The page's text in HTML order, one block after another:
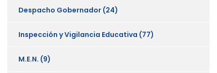
Despacho Gobernador (24)
Inspección y Vigilancia Educativa (77)
M.E.N. (9)